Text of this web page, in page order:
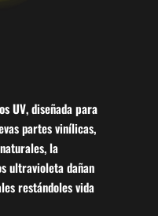
UV, diseñadapara
partes vinílicas,
la
ultravioleta dañan
restándoles vida